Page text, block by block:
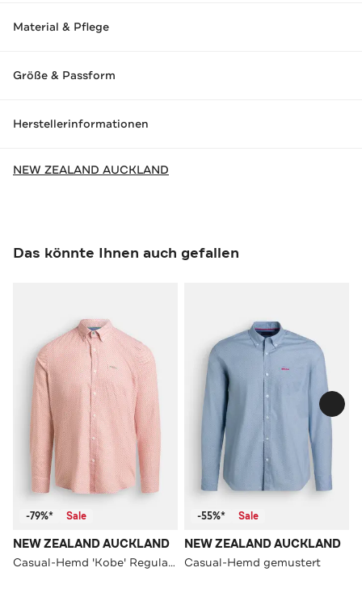
Material & Pflege
Größe & Passform
Herstellerinformationen
NEW ZEALAND AUCKLAND
Das könnte Ihnen auch gefallen
-79%* Sale
NEW ZEALAND AUCKLAND
Casual-Hemd 'Kobe' Regular Fit
-55%* Sale
NEW ZEALAND AUCKLAND
Casual-Hemd gemustert